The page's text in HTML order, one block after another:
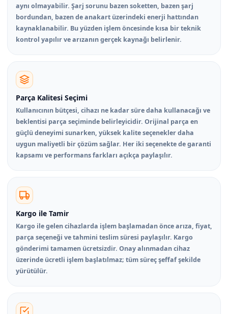
aynı olmayabilir. Şarj sorunu bazen soketten, bazen şarj
bordundan, bazen de anakart üzerindeki enerji hattından
kaynaklanabilir. Bu yüzden işlem öncesinde kısa bir teknik
kontrol yapılır ve arızanın gerçek kaynağı belirlenir.
Parça Kalitesi Seçimi
Kullanıcının bütçesi, cihazı ne kadar süre daha kullanacağı ve
beklentisi parça seçiminde belirleyicidir. Orijinal parça en
güçlü deneyimi sunarken, yüksek kalite seçenekler daha
uygun maliyetli bir çözüm sağlar. Her iki seçenekte de garanti
kapsamı ve performans farkları açıkça paylaşılır.
Kargo ile Tamir
Kargo ile gelen cihazlarda işlem başlamadan önce arıza, fiyat,
parça seçeneği ve tahmini teslim süresi paylaşılır. Kargo
gönderimi tamamen ücretsizdir. Onay alınmadan cihaz
üzerinde ücretli işlem başlatılmaz; tüm süreç şeffaf şekilde
yürütülür.